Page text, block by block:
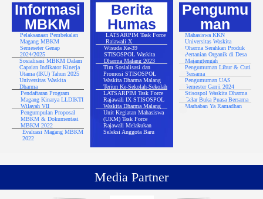
Informasi
MBKM
Pelaksanaan Pembekalan
Magang MBKM
Semeseter Genap
2024/2025
Sosialisasi MBKM Dalam
Capaian Indikator Kinerja
Utama (IKU) Tahun 2025
Universitas Waskita
Dharma
Pendaftaran Program
Magang Kinarya LLDIKTI
Wilayah VII
Pengumpulan Proposal
MBKM & Dokumentasi
MBKM 2022
Evaluasi Magang MBKM
2022
Berita
Humas
LATSARPIM Task Force
Rajawali X
Wisuda Ke-39
STISOSPOL Waskita
Dharma Malang 2023
Tim Sosialisasi dan
Promosi STISOSPOL
Waskita Dharma Malang
Terjun Ke-Sekolah-Sekolah
LATSARPIM Task Force
Rajawali IX STISOSPOL
Waskita Dharma Malang
Unit Kegiatan Mahasiswa
(UKM) Task Force
Rajawali Melakukan
Seleksi Anggota Baru
Pengumu
man
Mahasiswa KKN
Universitas Waskita
Dharma Serahkan Produk
Pertanian Organik di Desa
Majangtengah
Pengumuman Libur & Cuti
Bersama
Pengumuman UAS
Semester Ganji 2024
Stisospol Waskita Dharma
Gelar Buka Puasa Bersama
Marhaban Ya Ramadhan
Media Partner